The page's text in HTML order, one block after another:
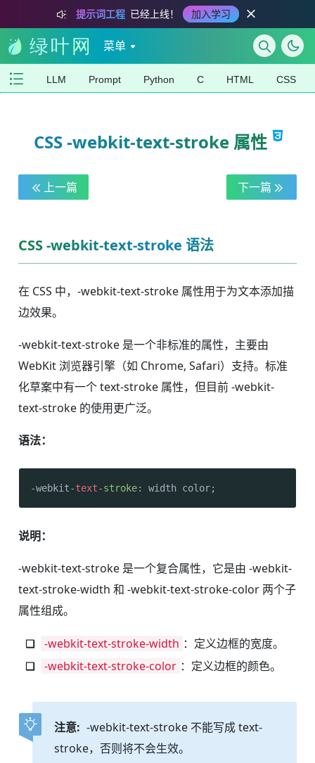
提示词工程 已经上线！ 加入学习
菜单
LLM Prompt Python C HTML CSS
CSS -webkit-text-stroke 属性
上一篇 下一篇
CSS -webkit-text-stroke 语法
在 CSS 中，-webkit-text-stroke 属性用于为文本添加描
边效果。
-webkit-text-stroke 是一个非标准的属性，主要由
WebKit 浏览器引擎（如 Chrome, Safari）支持。标准
化草案中有一个 text-stroke 属性，但目前 -webkit-
text-stroke 的使用更广泛。
语法：
-webkit-text-stroke: width color;
说明：
-webkit-text-stroke 是一个复合属性，它是由 -webkit-
text-stroke-width 和 -webkit-text-stroke-color 两个子
属性组成。
-webkit-text-stroke-width ：定义边框的宽度。
-webkit-text-stroke-color ：定义边框的颜色。
注意: -webkit-text-stroke 不能写成 text-
stroke，否则将不会生效。